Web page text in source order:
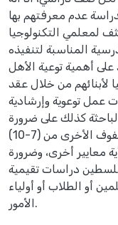
عدم معرفتهم بها.
لمعلمي التكنولوجيا
المناسبة لتنفيذه
على أهمية توعية الأهل
لأبنائهم من خلال عقد
عمل توعوية وإرشادية
كذلك على ضرورة
وأهمية تحليل مناهج التكنولوجيا للصفوف الأخرى من (7-10)
معايير أخرى، وضرورة
فلسطين دراسات تقيمية
أو الطلاب أو أولياء
الأمور.